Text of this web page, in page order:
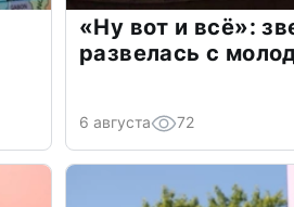
«Ну вот и всё»:
развелась с
6 августа 72